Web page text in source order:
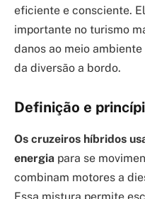
eficiente e consciente.
importante no turismo
danos ao meio
da diversão a bordo.
Definição e
Os cruzeiros híbridos
energia para se
combinam motores a
Essa mistura permite